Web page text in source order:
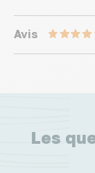
Avis
Les